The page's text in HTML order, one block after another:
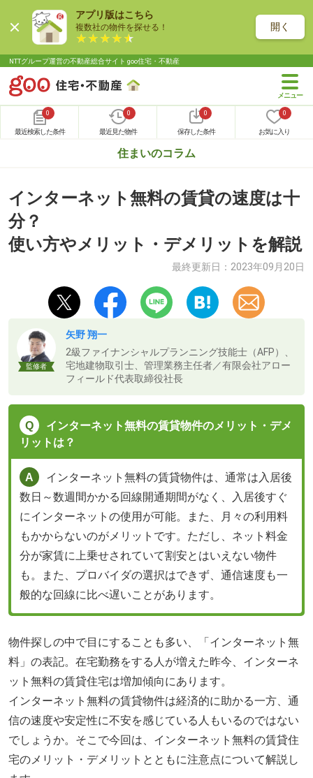
アプリ版はこちら
複数社の物件を探せる！ 開く
NTTグループ運営の不動産総合サイト goo住宅・不動産
0
最近検索した条件
0
最近見た物件
0
保存した条件
0
お気に入り
住まいのコラム
インターネット無料の賃貸の速度は十
分？
使い方やメリット・デメリットを解説
最終更新日： 2023年09月20日
監修者
矢野 翔一
2級ファイナンシャルプランニング技能士（AFP）、
宅地建物取引士、管理業務主任者／有限会社アロー
フィールド代表取締役社長
インターネット無料の賃貸物件のメリット・デメ
リットは？
インターネット無料の賃貸物件は、通常は入居後
数日～数週間かかる回線開通期間がなく、入居後すぐ
にインターネットの使用が可能。また、月々の利用料
もかからないのがメリットです。ただし、ネット料金
分が家賃に上乗せされていて割安とはいえない物件
も。また、プロバイダの選択はできず、通信速度も一
般的な回線に比べ遅いことがあります。
物件探しの中で目にすることも多い、「インターネット無
料」の表記。在宅勤務をする人が増えた昨今、インターネ
ット無料の賃貸住宅は増加傾向にあります。
インターネット無料の賃貸物件は経済的に助かる一方、通
信の速度や安定性に不安を感じている人もいるのではない
でしょうか。そこで今回は、インターネット無料の賃貸住
宅のメリット・デメリットとともに注意点について解説し